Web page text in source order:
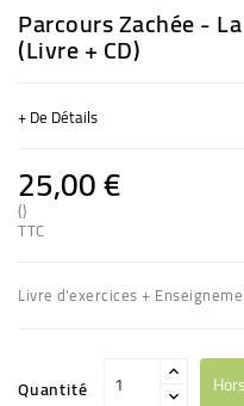
Parcours Zachée -
(Livre + CD)
+ De Détails
25,00 €
()
TTC
Livre d'exercices +
Quantité